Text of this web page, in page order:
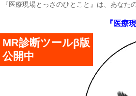
『医療現場とっさのひとこと』は、あなた
MR診断ツールβ版
公開中
『医療